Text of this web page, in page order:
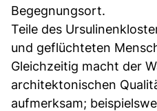
Begegnungsort.
Teile des
und geflüchteten
Gleichzeitig macht der
architektonischen
aufmerksam;